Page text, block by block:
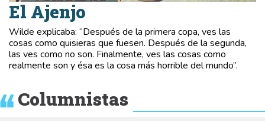
El Ajenjo
Wilde explicaba: “Después de la primera copa, ves las
cosas como quisieras que fuesen. Después de la segunda,
las ves como no son. Finalmente, ves las cosas como
realmente son y ésa es la cosa más horrible del mundo”.
Columnistas